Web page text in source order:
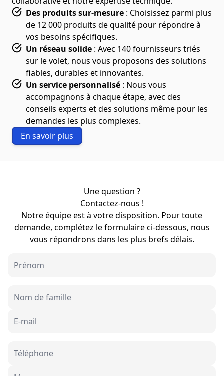
Des produits sur-mesure : Choisissez parmi plus
de 12 000 produits de qualité pour répondre à
vos besoins spécifiques.
Un réseau solide : Avec 140 fournisseurs triés
sur le volet, nous vous proposons des solutions
fiables, durables et innovantes.
Un service personnalisé : Nous vous
accompagnons à chaque étape, avec des
conseils experts et des solutions même pour les
demandes les plus complexes.
En savoir plus
Une question ?
Contactez-nous !
Notre équipe est à votre disposition. Pour toute
demande, complétez le formulaire ci-dessous, nous
vous répondrons dans les plus brefs délais.